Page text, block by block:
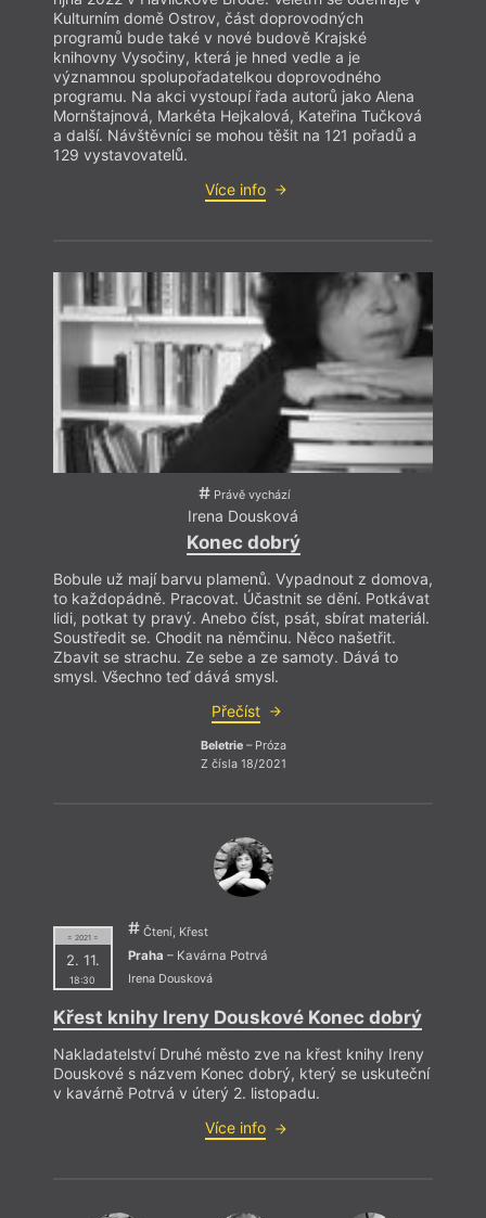
Kulturním domě Ostrov, část doprovodných
programů bude také v nové budově Krajské
knihovny Vysočiny, která je hned vedle a je
významnou spolupořadatelkou doprovodného
programu. Na akci vystoupí řada autorů jako Alena
Mornštajnová, Markéta Hejkalová, Kateřina Tučková
a další. Návštěvníci se mohou těšit na 121 pořadů a
129 vystavovatelů.
Více info
Právě vychází
Irena Dousková
Konec dobrý
Bobule už mají barvu plamenů. Vypadnout z domova,
to každopádně. Pracovat. Účastnit se dění. Potkávat
lidi, potkat ty pravý. Anebo číst, psát, sbírat materiál.
Soustředit se. Chodit na němčinu. Něco našetřit.
Zbavit se strachu. Ze sebe a ze samoty. Dává to
smysl. Všechno teď dává smysl.
Přečíst
Beletrie– Próza
Z čísla 18/2021
= 2021 =
2. 11.
18:30
Čtení, Křest
Praha – Kavárna Potrvá
Irena Dousková
Křest knihy Ireny Douskové Konec dobrý
Nakladatelství Druhé město zve na křest knihy Ireny
Douskové s názvem Konec dobrý, který se uskuteční
v kavárně Potrvá v úterý 2. listopadu.
Více info